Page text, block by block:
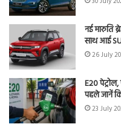
नई मारुति
साथ आई
26 July
E20
पहले जानें
23 July